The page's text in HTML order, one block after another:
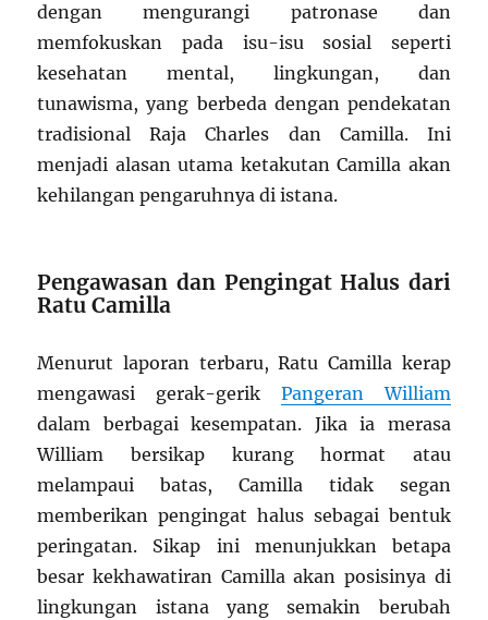
dengan mengurangi patronase dan
memfokuskan pada isu-isu sosial seperti
kesehatan mental, lingkungan, dan
tunawisma, yang berbeda dengan pendekatan
tradisional Raja Charles dan Camilla. Ini
menjadi alasan utama ketakutan Camilla akan
kehilangan pengaruhnya di istana.
Pengawasan dan Pengingat Halus dari
Ratu Camilla
Menurut laporan terbaru, Ratu Camilla kerap
mengawasi gerak-gerik Pangeran William
dalam berbagai kesempatan. Jika ia merasa
William bersikap kurang hormat atau
melampaui batas, Camilla tidak segan
memberikan pengingat halus sebagai bentuk
peringatan. Sikap ini menunjukkan betapa
besar kekhawatiran Camilla akan posisinya di
lingkungan istana yang semakin berubah